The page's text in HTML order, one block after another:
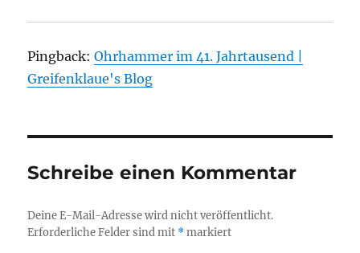
Pingback:Ohrhammer im 41. Jahrtausend |
Greifenklaue's Blog
Schreibe einen Kommentar
Deine E-Mail-Adresse wird nicht veröffentlicht.
Erforderliche Felder sind mit *markiert